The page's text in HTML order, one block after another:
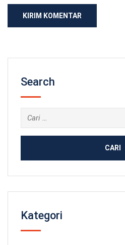
Search
Cari
untuk:
Kategori